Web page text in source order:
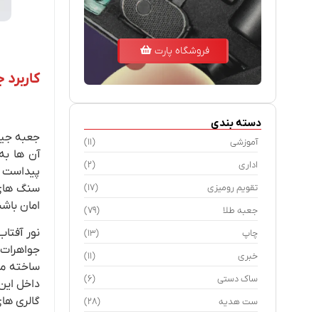
فروشگاه پارت
دسته بندی
آموزشی
(11)
اداری
(2)
تقویم رومیزی
(17)
جعبه طلا
(79)
چاپ
(13)
خبری
(11)
ساک دستی
(6)
ست هدیه
(28)
جعبه
آن ها
پیداست
سنگ
امان
نور
ساخته
داخل
گالری